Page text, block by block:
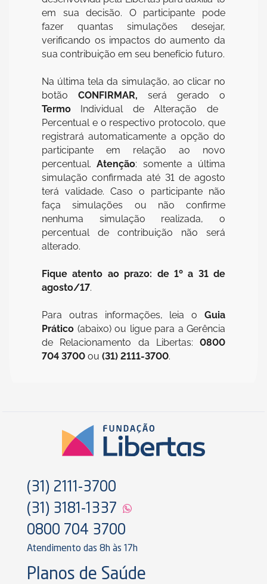
em sua decisão. O participante pode
fazer quantas simulações desejar,
verificando os impactos do aumento da
sua contribuição em seu benefício futuro.
Na última tela da simulação, ao clicar no
botão CONFIRMAR, será gerado o
Termo Individual de Alteração de
Percentual e o respectivo protocolo, que
registrará automaticamente a opção do
participante em relação ao novo
percentual.Atenção: somente a última
simulação confirmada até 31 de agosto
terá validade. Caso o participante não
faça simulações ou não confirme
nenhuma simulação realizada, o
percentual de contribuição não será
alterado.
Fique atento ao prazo: de 1º a 31 de
agosto/17.
Para outras informações, leia o Guia
Prático (abaixo) ou ligue para a Gerência
de Relacionamento da Libertas: 0800
704 3700 ou (31) 2111-3700.
(31) 2111-3700
(31) 3181-1337
0800 704 3700
Atendimento das 8h às 17h
Planos de Saúde